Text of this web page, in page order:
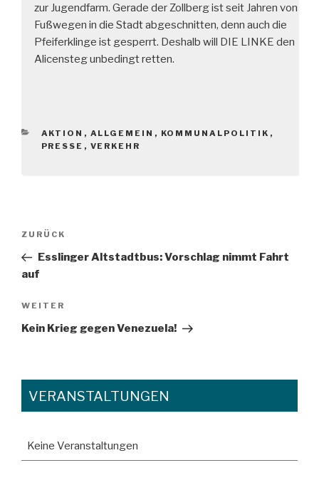
zur Jugendfarm. Gerade der Zollberg ist seit Jahren von
Fußwegen in die Stadt abgeschnitten, denn auch die
Pfeiferklinge ist gesperrt. Deshalb will DIE LINKE den
Alicensteg unbedingt retten.
KATEGORIEN
AKTION , ALLGEMEIN , KOMMUNALPOLITIK ,
PRESSE , VERKEHR
Beitragsnavigation
Vorheriger
Beitrag
ZURÜCK
Esslinger Altstadtbus: Vorschlag nimmt Fahrt
auf
Nächster
Beitrag
WEITER
Kein Krieg gegen Venezuela!
VERANSTALTUNGEN
Keine Veranstaltungen